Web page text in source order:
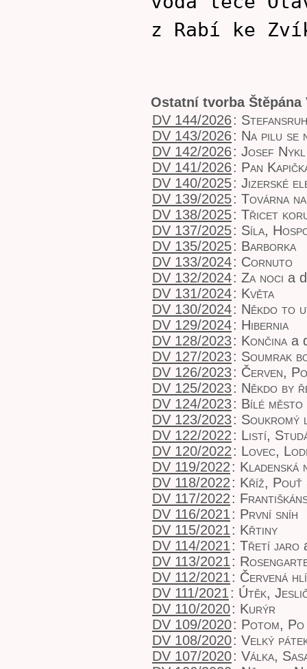
z Rabí ke
Ostatní tvorba
DV 144/2026: Stefansruh
DV 143/2026: Na pilu se
DV 142/2026: Josef Nykl
DV 141/2026: Pan
DV 140/2025: Jizerské
DV 139/2025: Továrna
DV 138/2025: Třicet
DV 137/2025: Síla,
DV 135/2025: Barborka
DV 133/2024: Cornuto
DV 132/2024: Za noci a
DV 131/2024: Květa
DV 130/2024: Někdo to
DV 129/2024: Hibernia
DV 128/2023: Končina a
DV 127/2023: Soumrak
DV 126/2023: Červen,
DV 125/2023: Někdo by
DV 124/2023: Bílé město
DV 123/2023: Soukromý
DV 122/2022: Listí,
DV 120/2022: Lovec,
DV 119/2022: Kladenská
DV 118/2022: Kříž, Pouť
DV 117/2022:
DV 116/2021: První sníh
DV 115/2021: Křtiny
DV 114/2021: Třetí jaro
DV 113/2021:
DV 112/2021: Červená
DV 111/2021: Útěk,
DV 110/2020: Kurýr
DV 109/2020: Potom,
DV 108/2020: Velký
DV 107/2020: Válka,